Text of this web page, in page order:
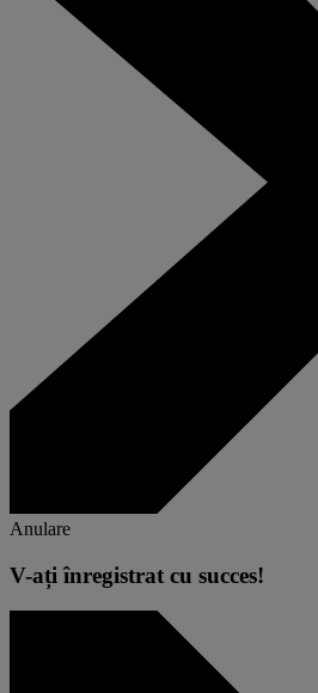
Anulare
V-ați înregistrat cu succes!